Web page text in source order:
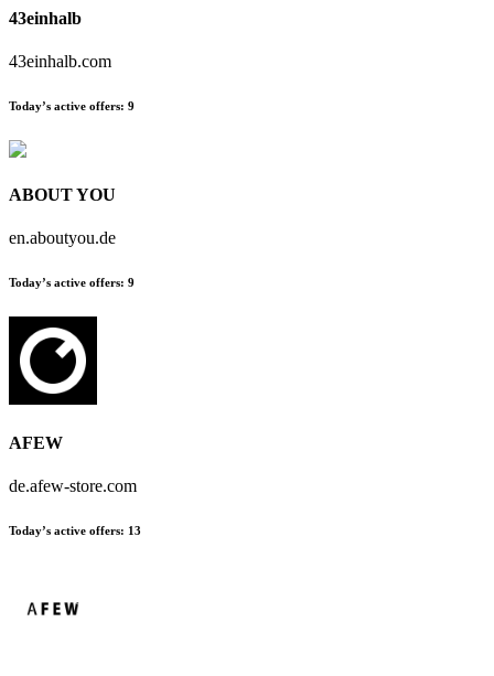
43einhalb
43einhalb.com
Today’s active offers: 9
ABOUT YOU
en.aboutyou.de
Today’s active offers: 9
AFEW
de.afew-store.com
Today’s active offers: 13